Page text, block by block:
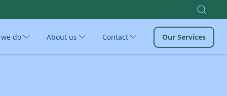
do About us Contact Our Services